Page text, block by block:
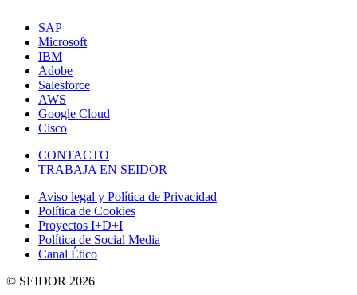
SAP
Microsoft
IBM
Adobe
Salesforce
AWS
Google Cloud
Cisco
CONTACTO
TRABAJA EN SEIDOR
Aviso legal y Política de Privacidad
Política de Cookies
Proyectos I+D+I
Política de Social Media
Canal Ético
© SEIDOR 2026